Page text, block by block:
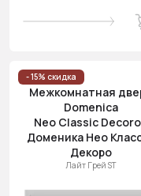
- 15% скидка
Межкомнатная
Domenica
Neo Classic
Доменика Нео
Декоро
Лайт Грей ST